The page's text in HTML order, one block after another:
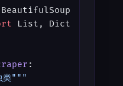
BeautifulSoup
List, Dict
:
类"""